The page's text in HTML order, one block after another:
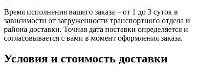
Время исполнения вашего заказа – от 1 до 3 суток в
зависимости от загруженности транспортного отдела и
района доставки. Точная дата поставки определяется и
согласовывается с вами в момент оформления заказа.
Условия и стоимость доставки